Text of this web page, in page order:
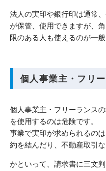
法人の実印や銀行印は通常
が保管、使用できますが、
限のある人も使えるのが一般
個人事業主・フリ
個人事業主・フリーランス
を使用するのは危険です。
事業で実印が求められるの
約を結んだり、不動産取引
かといって、請求書に三文